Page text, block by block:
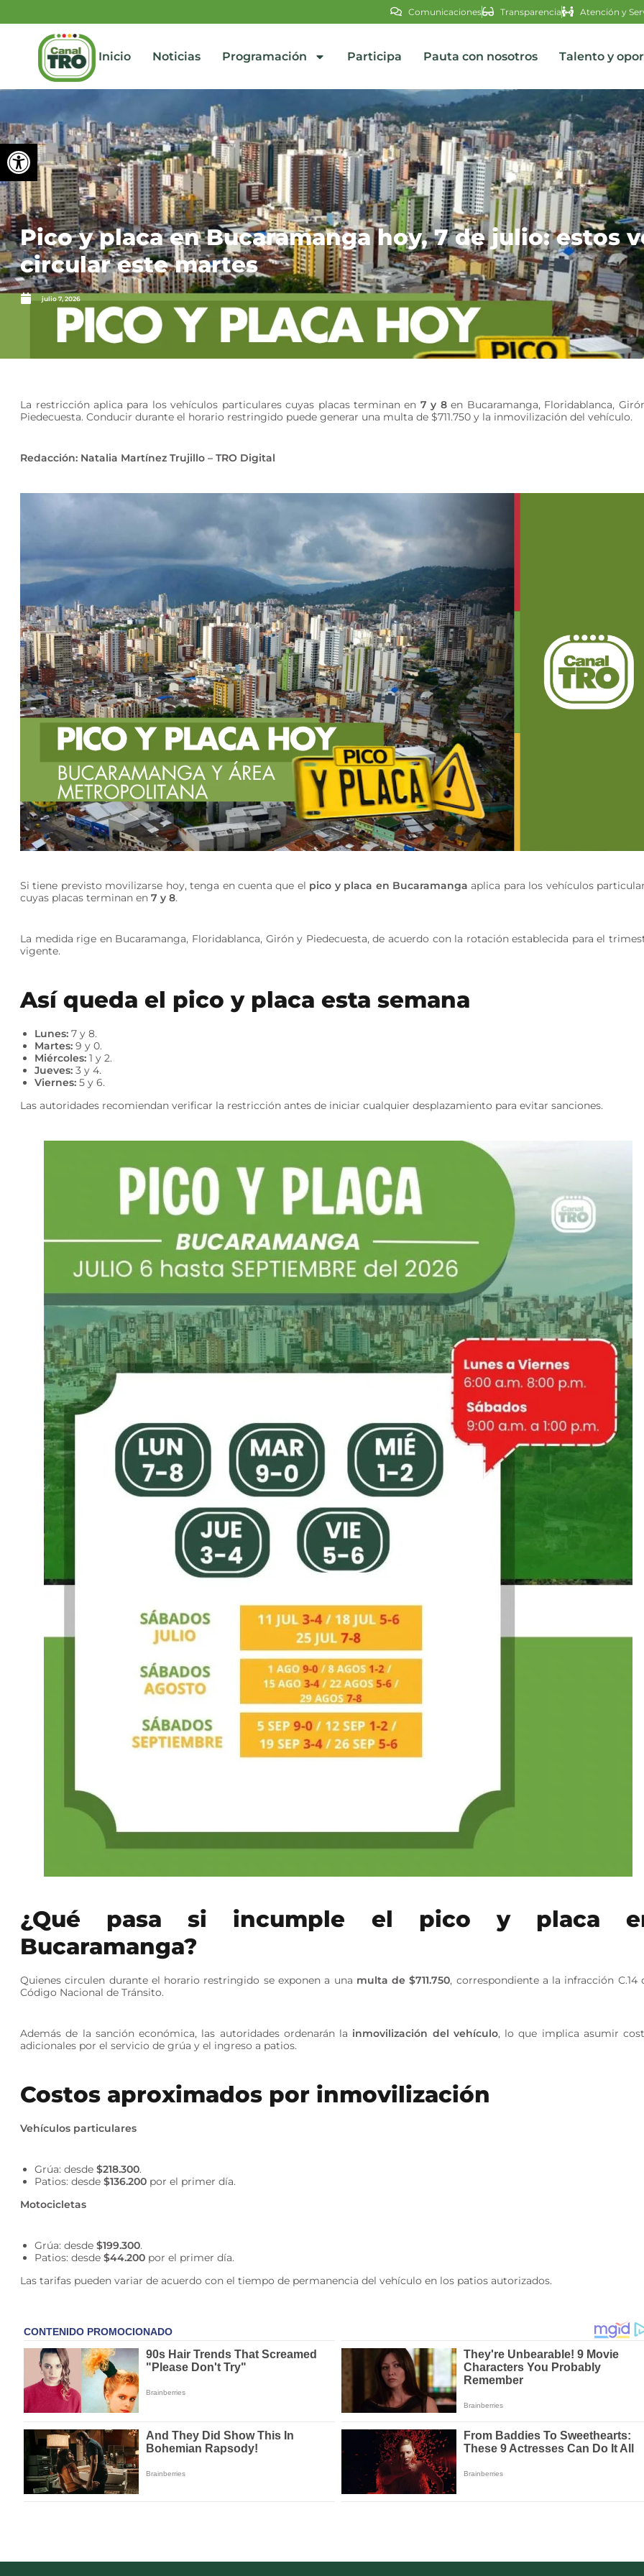
Abrir barra de herramientas
Comunicaciones Transparencia Atención y
Inicio Noticias Programación Participa Pauta con nosotros Talento y
Pico y placa en Bucaramanga hoy, 7 de julio: estos
circular este martes
julio 7, 2026
La restricción aplica para los vehículos particulares cuyas placas terminan en 7 y 8en Bucaramanga, Floridablanca,
Piedecuesta. Conducir durante el horario restringido puede generar una multa de $711.750 y la inmovilización del vehículo.
Redacción: Natalia Martínez Trujillo – TRO Digital
Si tiene previsto movilizarse hoy, tenga en cuenta que el pico y placa en Bucaramanga aplica para los vehículos
cuyas placas terminan en7 y 8.
La medida rige en Bucaramanga, Floridablanca, Girón y Piedecuesta, de acuerdo con la rotación establecida para el
vigente.
Así queda el pico y placa esta semana
Lunes: 7 y 8.
Martes: 9 y 0.
Miércoles: 1 y 2.
Jueves: 3 y 4.
Viernes: 5 y 6.
Las autoridades recomiendan verificar la restricción antes de iniciar cualquier desplazamiento para evitar sanciones.
¿Qué pasa si incumple el pico y placa
Bucaramanga?
Quienes circulen durante el horario restringido se exponen a una multa de $711.750, correspondiente a la infracción C.14
Código Nacional de Tránsito.
Además de la sanción económica, las autoridades ordenarán la inmovilización del vehículo, lo que implica asumir
adicionales por el servicio de grúa y el ingreso a patios.
Costos aproximados por inmovilización
Vehículos particulares
Grúa: desde$218.300.
Patios: desde$136.200 por el primer día.
Motocicletas
Grúa: desde$199.300.
Patios: desde$44.200 por el primer día.
Las tarifas pueden variar de acuerdo con el tiempo de permanencia del vehículo en los patios autorizados.